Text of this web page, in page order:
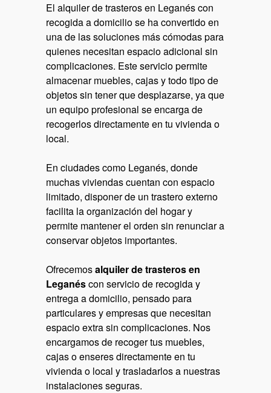
El alquiler de trasteros en Leganés con
recogida a domicilio se ha convertido en
una de las soluciones más cómodas para
quienes necesitan espacio adicional sin
complicaciones. Este servicio permite
almacenar muebles, cajas y todo tipo de
objetos sin tener que desplazarse, ya que
un equipo profesional se encarga de
recogerlos directamente en tu vivienda o
local.
En ciudades como Leganés, donde
muchas viviendas cuentan con espacio
limitado, disponer de un trastero externo
facilita la organización del hogar y
permite mantener el orden sin renunciar a
conservar objetos importantes.
Ofrecemosalquiler de trasteros en
Leganéscon servicio de recogida y
entrega a domicilio, pensado para
particulares y empresas que necesitan
espacio extra sin complicaciones. Nos
encargamos de recoger tus muebles,
cajas o enseres directamente en tu
vivienda o local y trasladarlos a nuestras
instalaciones seguras.